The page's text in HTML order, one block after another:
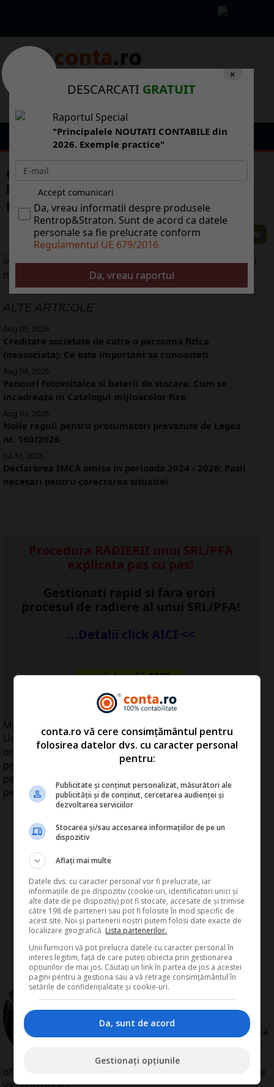
Udrea: Atta timp ct chiriile pentru
locuinele ANL sunt mici nu va fi cerere
pentru cumprarea lor
ALTE ARTICOLE
Aug 05, 2026
Creditare societate de catre o persoana fizica
(neasociata): Ce este important sa cunoasteti
Aug 04, 2026
Panouri fotovoltaice si baterii de stocare: Cum se
incadreaza in Catalogul mijloacelor fixe
Aug 03, 2026
Noile reguli pentru prosumatori prevazute de Legea
nr. 160/2026
Jul 31, 2026
Declararea IMCA omisa in perioada 2024 - 2026: Pasii
necesari pentru corectarea situatiei
Procedura RADIERII unui SRL/PFA
explicata pas cu pas!
Gestionati rapid si fara erori
procesul de radiere al unui SRL/PFA!
...Detalii click AICI <<
...vezi detaliiAICI>>
Ministrul Dezvoltării Regionale şi Turismului, Elena
Udrea, a declarat, joi, la Romania Construct Forum,
organizat de MEDIAFAX, că atâta timp cât chiriile
pentru locuinţele construite de Agenţia Naţională
pentru Locuinţe (ANL) vor fi reduse nu va exista interes
pentru cumpărarea acestora.
deRedactia Conta
Redactia Conta este alcatuita din
autori cu experienta dovedita pe
domenii precum contabilitate si
fiscalitate. Colectivul si-a propus sa
creeze continut interesant si bine
documentat pentru cititori. Va
oferim solutii utile pentru orice dilema legislativa cu care
×
DESCARCATI GRATUIT
Raportul Special
"Principalele NOUTATI CONTABILE din
2026. Exemple practice"
Accept comunicari
Da, vreau informatii despre produsele
Rentrop&Straton. Sunt de acord ca datele
personale sa fie prelucrate conform
Regulamentul UE 679/2016
conta.ro vă cere consimțământul pentru
folosirea datelor dvs. cu caracter personal
pentru:
Publicitate și conținut personalizat, măsurători ale
publicității și de conținut, cercetarea audienței și
dezvoltarea serviciilor
Stocarea și/sau accesarea informațiilor de pe un
dispozitiv
Aflați mai multe
Datele dvs. cu caracter personal vor fi prelucrate, iar
informațiile de pe dispozitiv (cookie-uri, identificatori unici și
alte date de pe dispozitiv) pot fi stocate, accesate de și trimise
către 198 de parteneri sau pot fi folosite în mod specific de
acest site. Noi și partenerii noștri putem folosi date exacte de
localizare geografică. Lista partenerilor.
Unii furnizori vă pot prelucra datele cu caracter personal în
interes legitim, față de care puteți obiecta prin gestionarea
opțiunilor de mai jos. Căutați un link în partea de jos a acestei
pagini pentru a gestiona sau a vă retrage consimțământul în
setările de confidențialitate și cookie-uri.
Da, sunt de acord
Gestionați opțiunile